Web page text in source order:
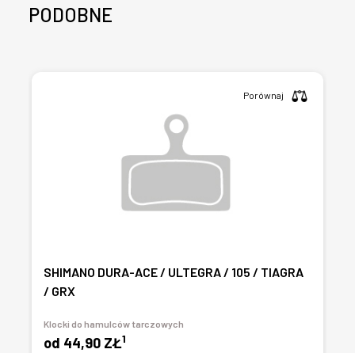
PODOBNE
SHIMANO DURA-ACE / ULTEGRA / 105 / TIAGRA
/ GRX
Klocki do hamulców tarczowych
od 44,90 ZŁ1
Porównaj